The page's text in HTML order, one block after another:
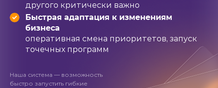
другого критически важно
Быстрая адаптация к изменениям
бизнеса
оперативная смена приоритетов, запуск
точечных программ
Наша система — возможность
быстро запустить гибкие